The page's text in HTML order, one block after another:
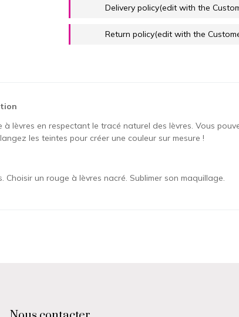
Delivery policy(edit with the
Return policy(edit with the
à lèvres en respectant le tracé naturel des lèvres. Vous
les teintes pour créer une couleur sur mesure !
Choisir un rouge à lèvres nacré. Sublimer son maquillage.